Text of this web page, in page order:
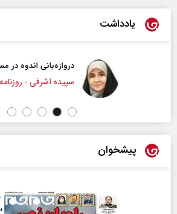
یادداشت
دروازه‌بانی اندوه در مسیر امید
سپیده اشرفی - روزنامه‌نگار
پیشخوان